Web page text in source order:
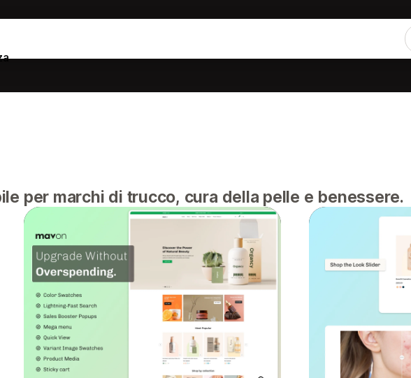
per marchi di trucco, cura della pelle e benessere.